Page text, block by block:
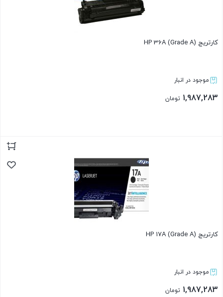
کارتریج HP 36A (Grade A)
موجود در انبار
1,987,283 تومان
کارتریج HP 17A (Grade A)
موجود در انبار
1,987,283 تومان